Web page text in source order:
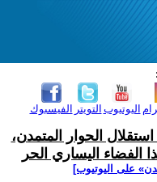
الفيسبوك التويتر اليوتيوب
الحوار المتمدن،
الفضاء اليساري الحر
على اليوتيوب]